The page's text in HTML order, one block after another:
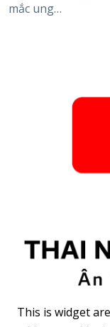
mắc ung…
This is widget